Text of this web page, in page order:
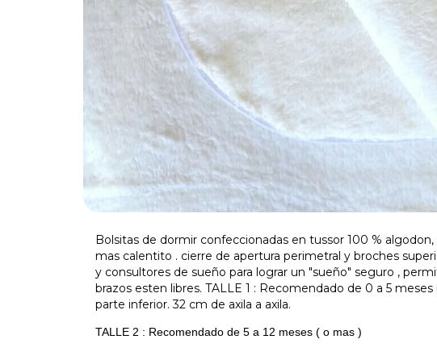
Bolsitas de dormir confeccionadas en tussor 100 %
mas calentito . cierre de apertura perimetral y broches
y consultores de sueño para lograr un "sueño" seguro ,
brazos esten libres. TALLE 1 : Recomendado de 0 a 5
parte inferior. 32 cm de axila a axila.
TALLE 2 : Recomendado de 5 a 12 meses ( o mas )